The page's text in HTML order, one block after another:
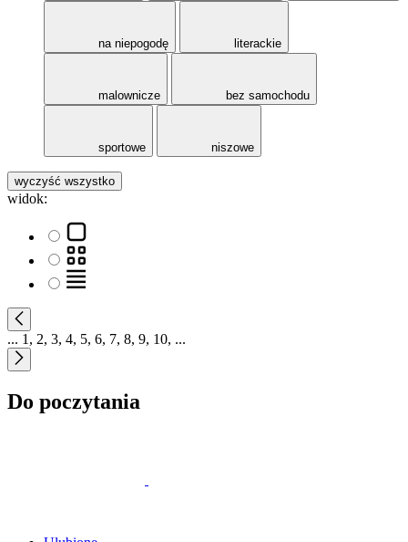
na niepogodę literackie
malownicze bez samochodu
sportowe niszowe
wyczyść wszystko
widok:
... 1 , 2, 3, 4, 5, 6, 7, 8, 9, 10, ...
Do poczytania